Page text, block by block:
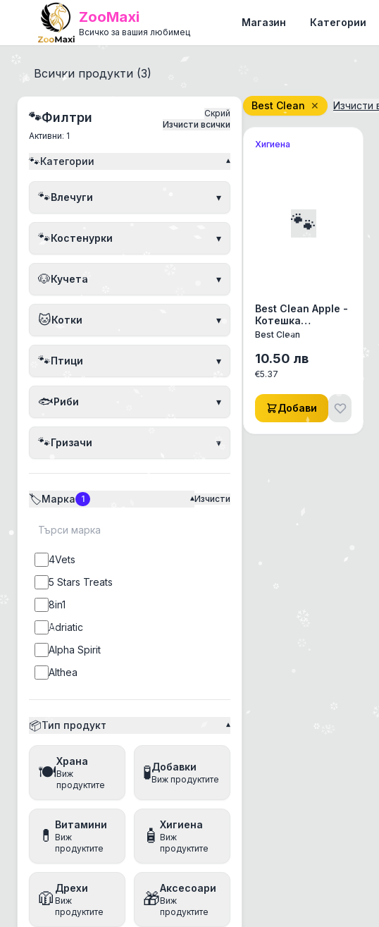
ZooMaxi
Всичко за вашия любимец
Магазин Категории
Всички продукти (3)
🐾Филтри
Активни: 1
Скрий
Изчисти всички
🐾Категории ▾
🐾Влечуги ▾
🐾Костенурки ▾
🐶Кучета ▾
🐱Котки ▾
🐾Птици ▾
🐟Риби ▾
🐾Гризачи ▾
🏷️Марка 1 ▾Изчисти
4Vets
5 Stars Treats
8in1
Adriatic
Alpha Spirit
Althea
Anima
Animonda
anipro
Antos
Applaws
Aquatec
Arm&Hammer
Athena
📦Тип продукт ▾
🍽️
Храна
Виж
продуктите
🧪Добавки
Виж продуктите
💊
Витамини
Виж
продуктите
🧴
Хигиена
Виж
продуктите
🧥
Дрехи
Виж
продуктите
🎁
Аксесоари
Виж
продуктите
Best Clean ✕ Изчисти
Хигиена
🐾
Best Clean Apple -
Котешка
тоалетна от
аромат на ябълка
Best Clean
10.50 лв
€5.37
Добави